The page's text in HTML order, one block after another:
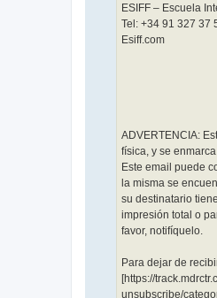
ESIFF – Escuela
Tel: +34 91 327 37
Esiff.com
ADVERTENCIA:
física, y se
Este email puede
la misma se
su destinatario
impresión total o
favor, notifíquelo.
Para dejar de
[https://
unsubscribe/